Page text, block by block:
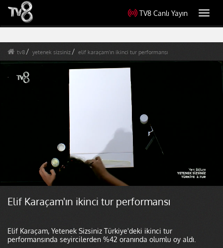
TV8 Canlı Yayın
tv8 yetenek sizsiniz elif karaçam'ın ikinci tur performansı
Elif Karaçam'ın ikinci tur performansı
Elif Karaçam, Yetenek Sizsiniz Türkiye'deki ikinci tur
performansında seyircilerden %42 oranında olumlu oy aldı.